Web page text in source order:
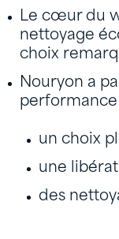
Le cœur du
nettoyage
choix
Nouryon a
performance
un choix
une
des